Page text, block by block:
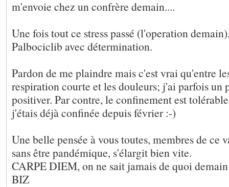
m'envoie chez un confrère demain....
Une fois tout ce stress passé (l'operation
Palbociclib avec détermination.
Pardon de me plaindre mais c'est vrai qu'entre
respiration courte et les douleurs; j'ai parfois un
positiver. Par contre, le confinement est
j'étais déjà confinée depuis février :-)
Une belle pensée à vous toutes, membres de ce
sans être pandémique, s'élargit bien vite.
CARPE DIEM, on ne sait jamais de quoi
BIZ